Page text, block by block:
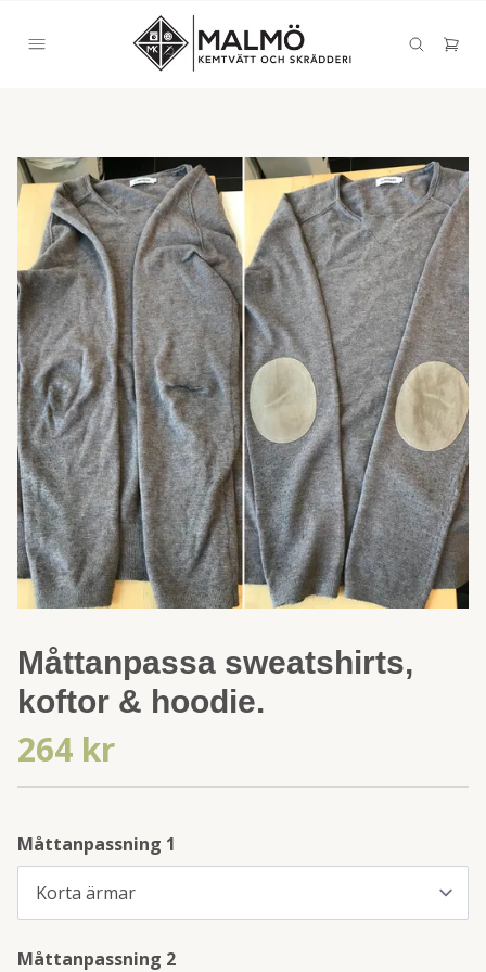
Måttanpassa sweatshirts,
koftor & hoodie.
264 kr
Måttanpassning 1
Måttanpassning 2